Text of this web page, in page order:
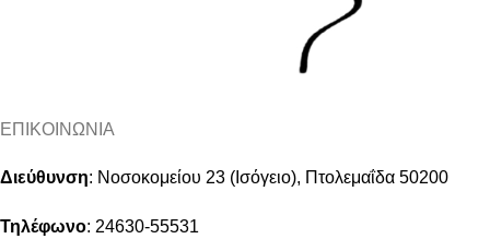
ΕΠΙΚΟΙΝΩΝΙΑ
Διεύθυνση: Νοσοκομείου 23 (Ισόγειο), Πτολεμαΐδα 50200
Τηλέφωνο: 24630-55531